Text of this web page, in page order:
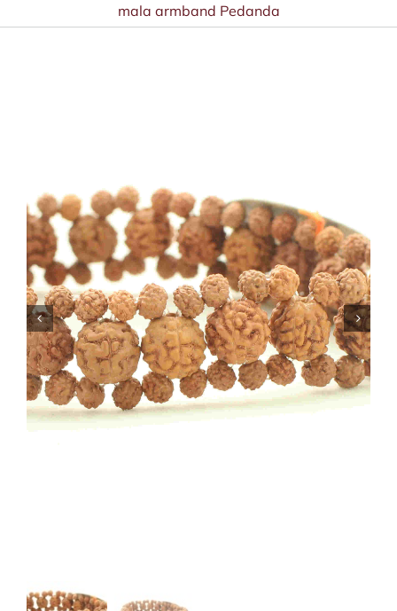
mala armband Pedanda